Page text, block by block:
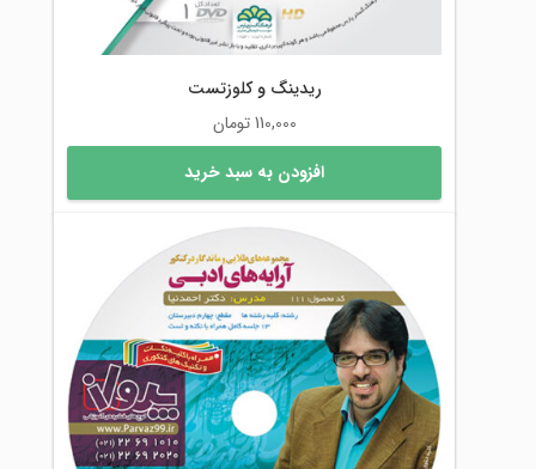
ریدینگ و کلوزتست
110,000 تومان
افزودن به سبد خرید